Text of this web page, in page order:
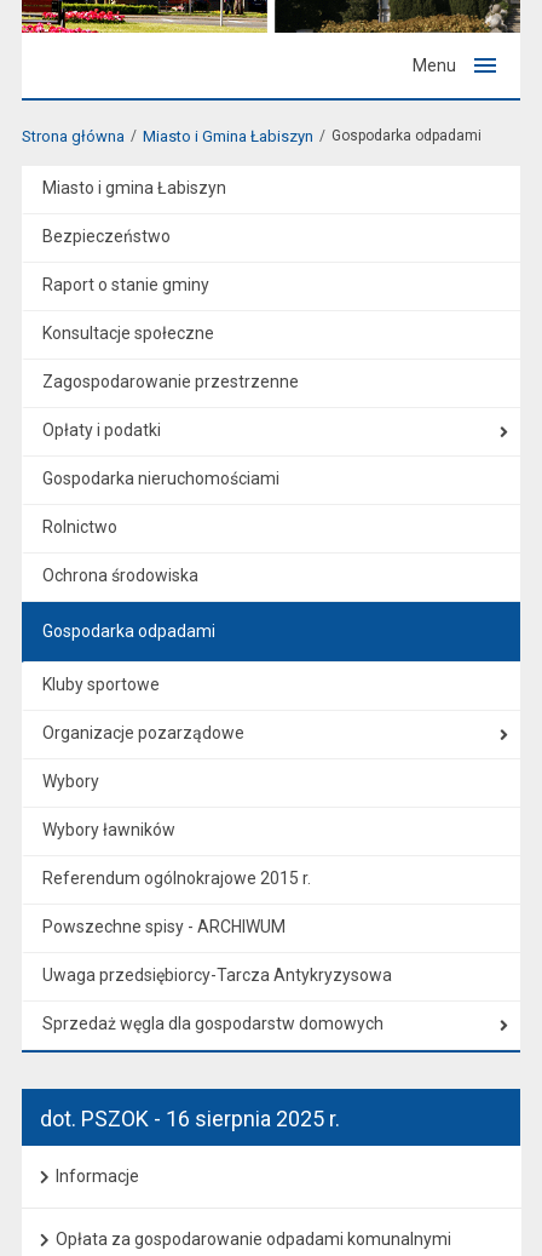
Menu
Strona główna Miasto i Gmina Łabiszyn Gospodarka odpadami
Miasto i gmina Łabiszyn
Bezpieczeństwo
Raport o stanie gminy
Konsultacje społeczne
Zagospodarowanie przestrzenne
Opłaty i podatki
Gospodarka nieruchomościami
Rolnictwo
Ochrona środowiska
Gospodarka odpadami
Kluby sportowe
Organizacje pozarządowe
Wybory
Wybory ławników
Referendum ogólnokrajowe 2015 r.
Powszechne spisy - ARCHIWUM
Uwaga przedsiębiorcy-Tarcza Antykryzysowa
Sprzedaż węgla dla gospodarstw domowych
dot. PSZOK - 16 sierpnia 2025 r.
Informacje
Opłata za gospodarowanie odpadami komunalnymi